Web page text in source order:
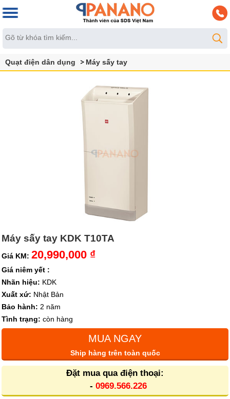
Quạt điện dân dụng Máy sấy tay
Máy sấy tay KDK T10TA
Giá KM: 20,990,000 ₫
Giá niêm yết :
Nhãn hiệu: KDK
Xuất xứ: Nhật Bản
Bảo hành: 2 năm
Tình trạng: còn hàng
MUA NGAY
Ship hàng trên toàn quốc
Đặt mua qua điện thoại:
- 0969.566.226